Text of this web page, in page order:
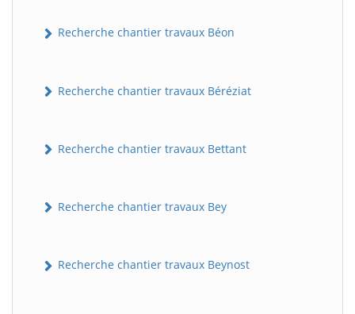
Recherche chantier travaux Béon
Recherche chantier travaux Béréziat
Recherche chantier travaux Bettant
Recherche chantier travaux Bey
Recherche chantier travaux Beynost